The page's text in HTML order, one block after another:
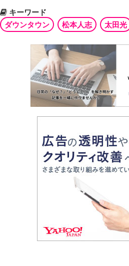
キーワード
ダウンタウン
松本人志 太田光